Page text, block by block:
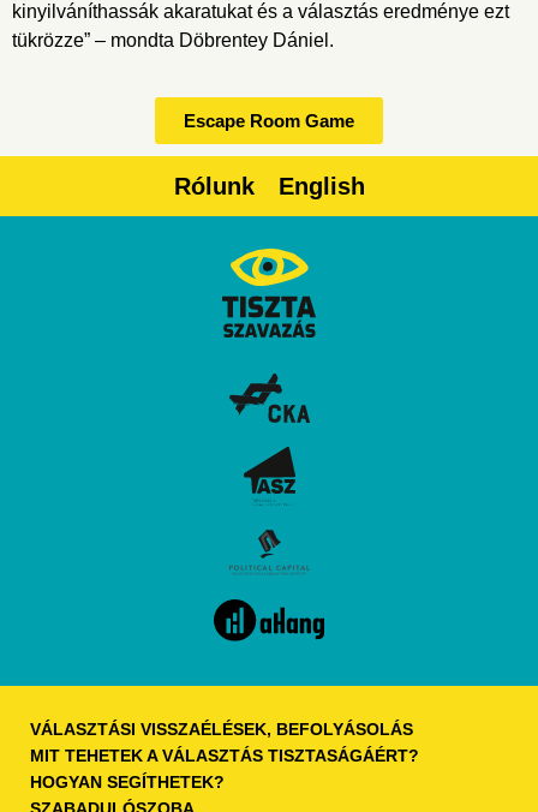
kinyilváníthassák akaratukat és a választás eredménye ezt
tükrözze” – mondta Döbrentey Dániel.
Escape Room Game
Rólunk English
VÁLASZTÁSI VISSZAÉLÉSEK, BEFOLYÁSOLÁS
MIT TEHETEK A VÁLASZTÁS TISZTASÁGÁÉRT?​
HOGYAN SEGÍTHETEK?